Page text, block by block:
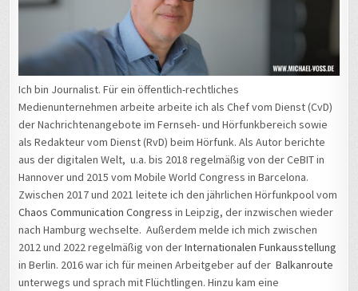
Ich bin Journalist. Für ein öffentlich-rechtliches
Medienunternehmen arbeite arbeite ich als Chef vom Dienst (CvD)
der Nachrichtenangebote im Fernseh- und Hörfunkbereich sowie
als Redakteur vom Dienst (RvD) beim Hörfunk. Als Autor berichte
aus der digitalen Welt, u.a. bis 2018 regelmäßig von der CeBIT in
Hannover und 2015 vom Mobile World Congress in Barcelona.
Zwischen 2017 und 2021 leitete ich den jährlichen Hörfunkpool vom
Chaos Communication Congress in Leipzig, der inzwischen wieder
nach Hamburg wechselte. Außerdem melde ich mich zwischen
2012 und 2022 regelmäßig von derInternationalen Funkausstellung
in Berlin. 2016 war ich für meinen Arbeitgeber auf derBalkanroute
unterwegs und sprach mit Flüchtlingen. Hinzu kam eine